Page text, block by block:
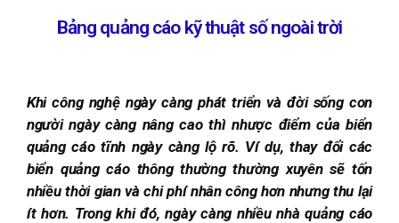
Bảng quảng cáo kỹ thuật số ngoài trời
Khi công nghệ ngày càng phát triển và đời sống con
người ngày càng nâng cao thì nhược điểm của biển
quảng cáo tĩnh ngày càng lộ rõ. Ví dụ, thay đổi các
biển quảng cáo thông thường thường xuyên sẽ tốn
nhiều thời gian và chi phí nhân công hơn nhưng thu lại
ít hơn. Trong khi đó, ngày càng nhiều nhà quảng cáo